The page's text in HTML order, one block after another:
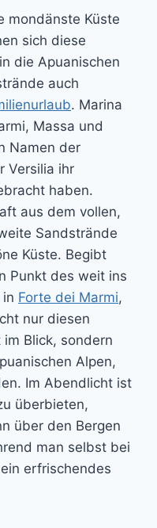
mondänste Küste
sich diese
die Apuanischen
auch
. Marina
Massa und
Namen der
Versilia ihr
haben.
aus dem vollen,
Sandstrände
Küste. Begibt
Punkt des weit ins
Forte dei Marmi,
nur diesen
Blick, sondern
Alpen,
Im Abendlicht ist
überbieten,
über den Bergen
man selbst bei
erfrischendes